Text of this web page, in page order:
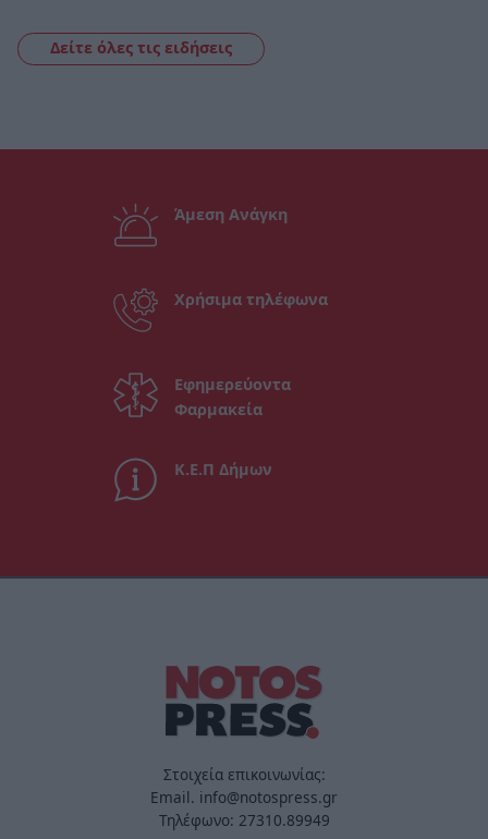
Δείτε όλες τις ειδήσεις
Άμεση Ανάγκη
Χρήσιμα τηλέφωνα
Εφημερεύοντα
Φαρμακεία
Κ.Ε.Π Δήμων
Στοιχεία επικοινωνίας:
Email. info@notospress.gr
Τηλέφωνο: 27310.89949